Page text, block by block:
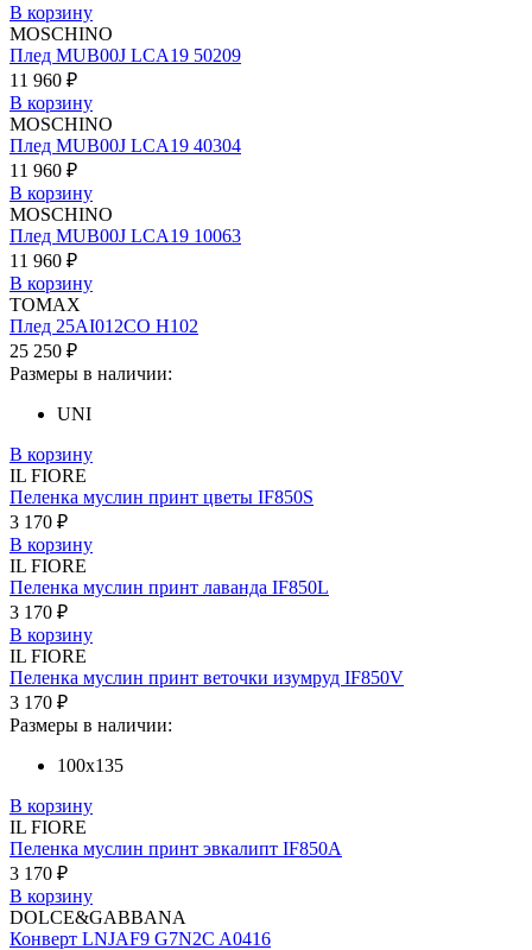
В корзину
MOSCHINO
Плед MUB00J LCA19 50209
11 960 ₽
В корзину
MOSCHINO
Плед MUB00J LCA19 40304
11 960 ₽
В корзину
MOSCHINO
Плед MUB00J LCA19 10063
11 960 ₽
В корзину
TOMAX
Плед 25AI012CO H102
25 250 ₽
Размеры в наличии:
UNI
В корзину
IL FIORE
Пеленка муслин принт цветы IF850S
3 170 ₽
В корзину
IL FIORE
Пеленка муслин принт лаванда IF850L
3 170 ₽
В корзину
IL FIORE
Пеленка муслин принт веточки изумруд IF850V
3 170 ₽
Размеры в наличии:
100х135
В корзину
IL FIORE
Пеленка муслин принт эвкалипт IF850A
3 170 ₽
В корзину
DOLCE&GABBANA
Конверт LNJAF9 G7N2C A0416